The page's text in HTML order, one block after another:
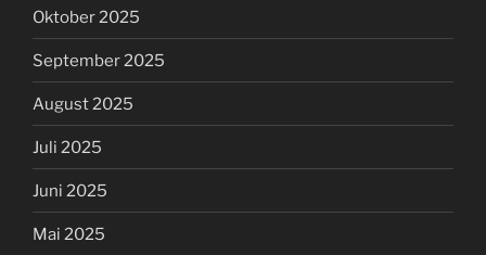
Oktober 2025
September 2025
August 2025
Juli 2025
Juni 2025
Mai 2025